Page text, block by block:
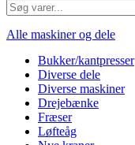
Alle maskiner og dele
Bukker/kantpresser
Diverse dele
Diverse maskiner
Drejebænke
Fræser
Løfteåg